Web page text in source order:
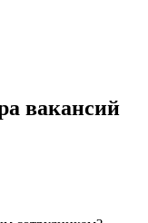
вакансий